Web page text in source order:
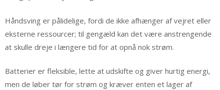
Håndsving er pålidelige, fordi de ikke afhænger af vejret eller
eksterne ressourcer; til gengæld kan det være anstrengende
at skulle dreje i længere tid for at opnå nok strøm.
Batterier er fleksible, lette at udskifte og giver hurtig energi,
men de løber tør for strøm og kræver enten et lager af